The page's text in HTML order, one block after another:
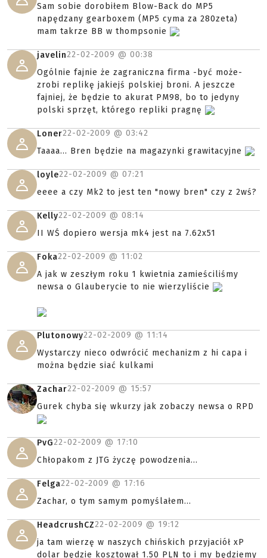
Sam sobie dorobiłem Blow-Back do MP5
napędzany gearboxem (MP5 cyma za 280zeta)
mam takrze BB w thompsonie
javelin22-02-2009 @ 00:38
Ogólnie fajnie że zagraniczna firma -być może-
zrobi replikę jakiejś polskiej broni. A jeszcze
fajniej, że będzie to akurat PM98, bo to jedyny
polski sprzęt, którego repliki pragnę
Loner22-02-2009 @ 03:42
Taaaa... Bren będzie na magazynki grawitacyjne
loyle22-02-2009 @ 07:21
eeee a czy Mk2 to jest ten "nowy bren" czy z 2wś?
Kelly22-02-2009 @ 08:14
II WŚ dopiero wersja mk4 jest na 7.62x51
Foka22-02-2009 @ 11:02
A jak w zeszłym roku 1 kwietnia zamieściliśmy
newsa o Glauberycie to nie wierzyliście
Plutonowy22-02-2009 @ 11:14
Wystarczy nieco odwrócić mechanizm z hi capa i
można będzie siać kulkami
Zachar22-02-2009 @ 15:57
Gurek chyba się wkurzy jak zobaczy newsa o RPD
PvG22-02-2009 @ 17:10
Chłopakom z JTG życzę powodzenia...
Felga22-02-2009 @ 17:16
Zachar, o tym samym pomyślałem...
HeadcrushCZ22-02-2009 @ 19:12
ja tam wierzę w naszych chińskich przyjaciół xP
dolar będzie kosztował 1.50 PLN to i my będziemy